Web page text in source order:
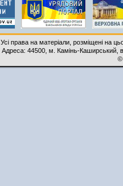
Усі права на матеріали, розміщені на
Адреса: 44500, м. Камінь-Каширський,
©